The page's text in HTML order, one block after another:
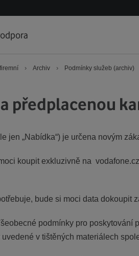
› Archiv › Podmínky služeb (archiv)
předplacenou
jen „Nabídka“) je určena novým
koupit exkluzivně na
bude si moci data dokoupit
podmínky pro poskytování
v tištěných materiálech